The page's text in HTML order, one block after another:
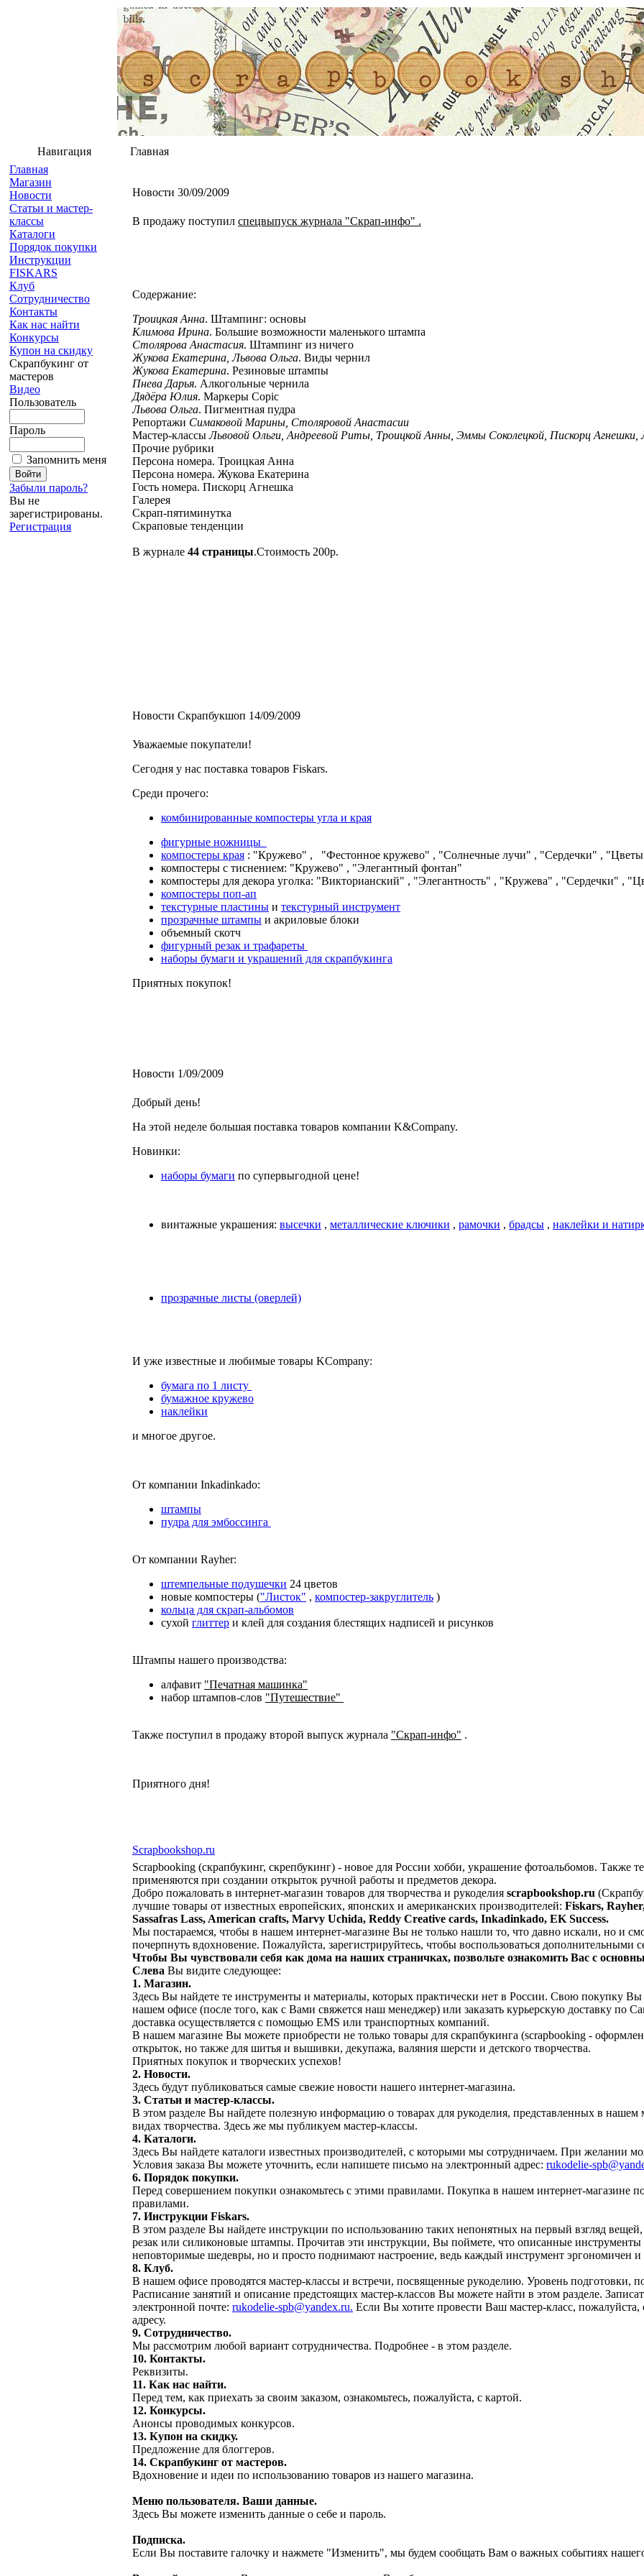
Навигация
Главная
Магазин
Новости
Статьи и мастер-
классы
Каталоги
Порядок покупки
Инструкции
FISKARS
Клуб
Сотрудничество
Контакты
Как нас найти
Конкурсы
Купон на скидку
Скрапбукинг от
мастеров
Видео
Пользователь
Пароль
Запомнить меня
Забыли пароль?
Вы не
зарегистрированы.
Регистрация
Главная
Новости 30/09/2009
В продажу поступил спецвыпуск журнала "Скрап-инфо" .
Содержание:
Троицкая Анна. Штампинг: основы
Климова Ирина. Большие возможности маленького штампа
Столярова Анастасия. Штампинг из ничего
Жукова Екатерина, Львова Ольга. Виды чернил
Жукова Екатерина. Резиновые штампы
Пнева Дарья. Алкогольные чернила
Дядёра Юлия. Маркеры Copic
Львова Ольга. Пигментная пудра
Репортажи Симаковой Марины, Столяровой Анастасии
Мастер-классыЛьвовой Ольги, Андреевой Риты, Троицкой Анны, Эммы Соколецкой, Пискорц
Прочие рубрики
Персона номера. Троицкая Анна
Персона номера. Жукова Екатерина
Гость номера. Пискорц Агнешка
Галерея
Скрап-пятиминутка
Скраповые тенденции
В журнале 44 страницы.Стоимость 200р.
Новости Скрапбукшоп 14/09/2009
Уважаемые покупатели!
Сегодня у нас поставка товаров Fiskars.
Среди прочего:
комбинированные компостеры угла и края
фигурные ножницы
компостеры края : "Кружево" , "Фестонное кружево" , "Солнечные лучи" , "Сердечки" ,
компостеры с тиснением: "Кружево" , "Элегантный фонтан"
компостеры для декора уголка: "Викторианский" , "Элегантность" , "Кружева" , "Сердечки" ,
компостеры поп-ап
текстурные пластины и текстурный инструмент
прозрачные штампы и акриловые блоки
объемный скотч
фигурный резак и трафареты
наборы бумаги и украшений для скрапбукинга
Приятных покупок!
Новости 1/09/2009
Добрый день!
На этой неделе большая поставка товаров компании K&Company.
Новинки:
наборы бумаги по супервыгодной цене!
винтажные украшения: высечки , металлические ключики , рамочки , брадсы , наклейки и
прозрачные листы (оверлей)
И уже известные и любимые товары KCompany:
бумага по 1 листу
бумажное кружево
наклейки
и многое другое.
От компании Inkadinkado:
штампы
пудра для эмбоссинга
От компании Rayher:
штемпельные подушечки 24 цветов
новые компостеры ("Листок" , компостер-закруглитель )
кольца для скрап-альбомов
сухой глиттер и клей для создания блестящих надписей и рисунков
Штампы нашего производства:
алфавит "Печатная машинка"
набор штампов-слов "Путешествие"
Также поступил в продажу второй выпуск журнала "Скрап-инфо" .
Приятного дня!
Scrapbookshop.ru
Scrapbooking (скрапбукинг, скрепбукинг) - новое для России хобби, украшение фотоальбомов. Также
применяются при создании открыток ручной работы и предметов декора.
Добро пожаловать в интернет-магазин товаров для творчества и рукоделия scrapbookshop.ru
лучшие товары от известных европейских, японских и американских производителей: Fiskars,
Sassafras Lass, American crafts, Marvy Uchida, Reddy Creative cards, Inkadinkado, EK Success.
Мы постараемся, чтобы в нашем интернет-магазине Вы не только нашли то, что давно искали, но и
почерпнуть вдохновение. Пожалуйста, зарегистрируйтесь, чтобы воспользоваться дополнительными
Чтобы Вы чувствовали себя как дома на наших страничках, позвольте ознакомить Вас с
Слева Вы видите следующее:
1. Магазин.
Здесь Вы найдете те инструменты и материалы, которых практически нет в России. Свою покупку Вы
нашем офисе (после того, как с Вами свяжется наш менеджер) или заказать курьерскую доставку по
доставка осуществляется с помощью EMS или транспортных компаний.
В нашем магазине Вы можете приобрести не только товары для скрапбукинга (scrapbooking -
открыток, но также для шитья и вышивки, декупажа, валяния шерсти и детского творчества.
Приятных покупок и творческих успехов!
2. Новости.
Здесь будут публиковаться самые свежие новости нашего интернет-магазина.
3. Статьи и мастер-классы.
В этом разделе Вы найдете полезную информацию о товарах для рукоделия, представленных в нашем
видах творчества. Здесь же мы публикуем мастер-классы.
4. Каталоги.
Здесь Вы найдете каталоги известных производителей, с которыми мы сотрудничаем. При желании
Условия заказа Вы можете уточнить, если напишете письмо на электронный адрес: rukodelie-
6. Порядок покупки.
Перед совершением покупки ознакомьтесь с этими правилами. Покупка в нашем интернет-магазине
правилами.
7. Инструкции Fiskars.
В этом разделе Вы найдете инструкции по использованию таких непонятных на первый взгляд
резак или силиконовые штампы. Прочитав эти инструкции, Вы поймете, что описанные инструменты
неповторимые шедевры, но и просто поднимают настроение, ведь каждый инструмент эргономичен и
8. Клуб.
В нашем офисе проводятся мастер-классы и встречи, посвященные рукоделию. Уровень подготовки,
Расписание занятий и описание предстоящих мастер-классов Вы можете найти в этом разделе.
электронной почте: rukodelie-spb@yandex.ru. Если Вы хотите провести Ваш мастер-класс,
адресу.
9. Сотрудничество.
Мы рассмотрим любой вариант сотрудничества. Подробнее - в этом разделе.
10. Контакты.
Реквизиты.
11. Как нас найти.
Перед тем, как приехать за своим заказом, ознакомьтесь, пожалуйста, с картой.
12. Конкурсы.
Анонсы проводимых конкурсов.
13. Купон на скидку.
Предложение для блоггеров.
14. Скрапбукинг от мастеров.
Вдохновение и идеи по использованию товаров из нашего магазина.
Меню пользователя. Ваши данные.
Здесь Вы можете изменить данные о себе и пароль.
Подписка.
Если Вы поставите галочку и нажмете "Изменить", мы будем сообщать Вам о важных событиях